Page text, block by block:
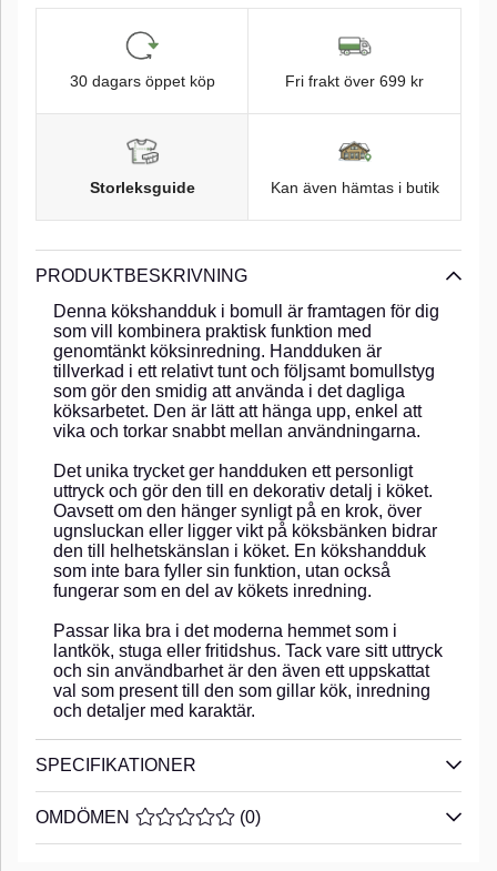
30 dagars öppet köp Fri frakt över 699 kr
Storleksguide Kan även hämtas i butik
PRODUKTBESKRIVNING
Denna kökshandduk i bomull är framtagen för dig
som vill kombinera praktisk funktion med
genomtänkt köksinredning. Handduken är
tillverkad i ett relativt tunt och följsamt bomullstyg
som gör den smidig att använda i det dagliga
köksarbetet. Den är lätt att hänga upp, enkel att
vika och torkar snabbt mellan användningarna.
Det unika trycket ger handduken ett personligt
uttryck och gör den till en dekorativ detalj i köket.
Oavsett om den hänger synligt på en krok, över
ugnsluckan eller ligger vikt på köksbänken bidrar
den till helhetskänslan i köket. En kökshandduk
som inte bara fyller sin funktion, utan också
fungerar som en del av kökets inredning.
Passar lika bra i det moderna hemmet som i
lantkök, stuga eller fritidshus. Tack vare sitt uttryck
och sin användbarhet är den även ett uppskattat
val som present till den som gillar kök, inredning
och detaljer med karaktär.
SPECIFIKATIONER
OMDÖMEN MEDELBETYG 0 AV 5 ANTAL BETYG 0
(0)